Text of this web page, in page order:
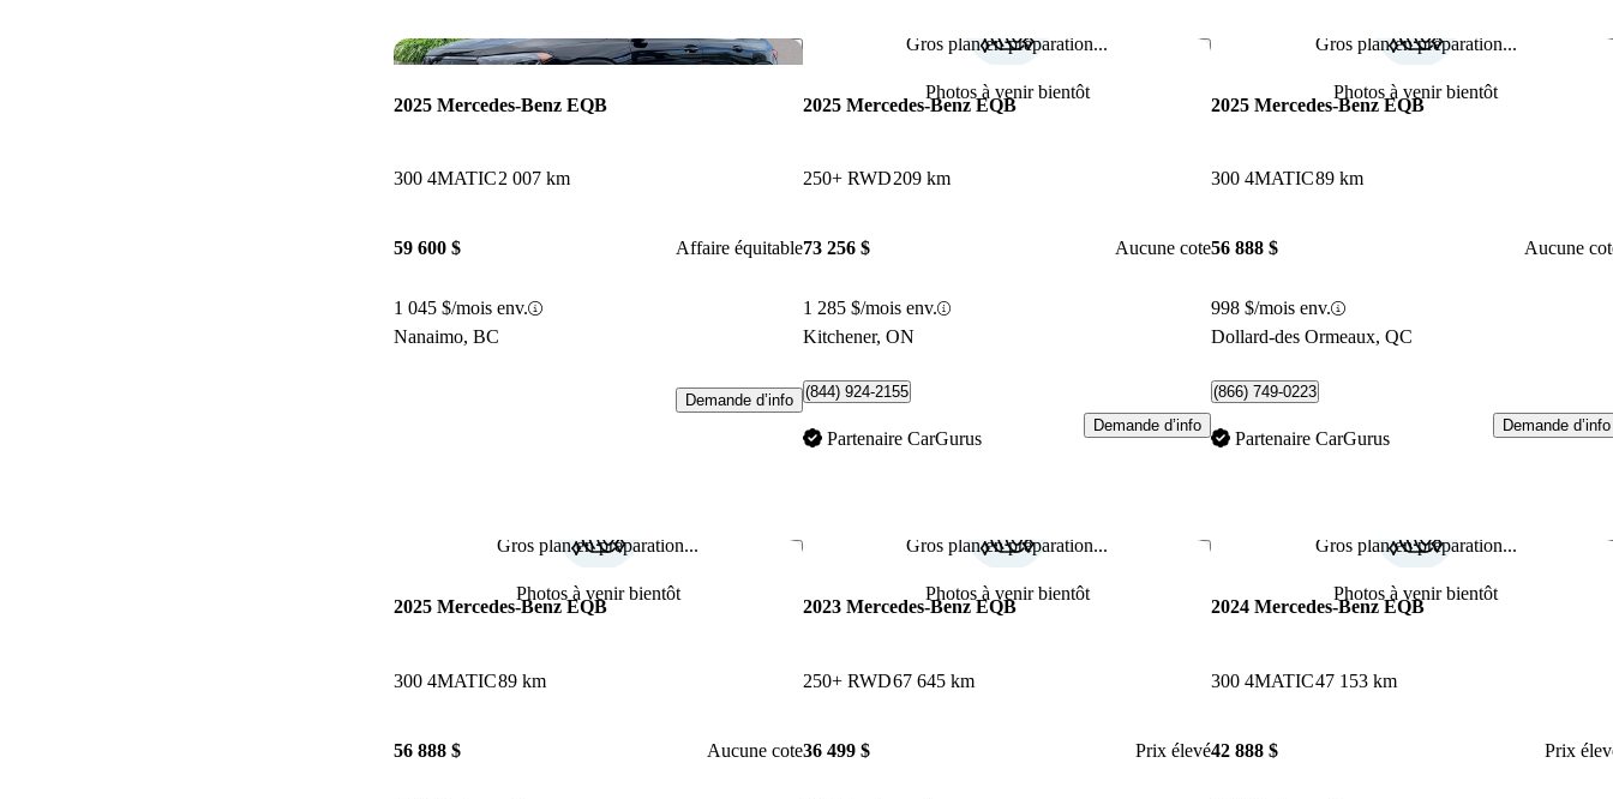
Enregistrer cette annonce
2025 Mercedes-Benz EQB
300 4MATIC2 007 km
59 600 $ Affaire équitable
1 045 $/mois env.
Nanaimo, BC
Demande d’info
Gros plan en préparation...
Photos à venir bientôt
Enregistrer cette annonce
2025 Mercedes-Benz EQB
250+ RWD209 km
73 256 $ Aucune cote
1 285 $/mois env.
Kitchener, ON
(844) 924-2155
Partenaire CarGurus
Demande d’info
Gros plan en préparation...
Photos à venir bientôt
2025 Mercedes-Benz EQB
300 4MATIC89 km
56 888 $ Aucune
998 $/mois env.
Dollard-des Ormeaux, QC
(866) 749-0223
Partenaire CarGurus
Demande d’info
Gros plan en préparation...
Photos à venir bientôt
Enregistrer cette annonce
2025 Mercedes-Benz EQB
300 4MATIC89 km
56 888 $ Aucune cote
Gros plan en préparation...
Photos à venir bientôt
Enregistrer cette annonce
2023 Mercedes-Benz EQB
250+ RWD67 645 km
36 499 $ Prix élevé
Gros plan en préparation...
Photos à venir bientôt
2024 Mercedes-Benz EQB
300 4MATIC47 153 km
42 888 $ Prix